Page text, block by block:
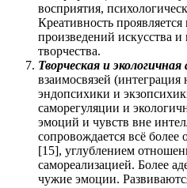
восприятия,
Креативность
произведений искусства и
творчества.
Творческая и
взаимосвязей
эндопсихики и
саморегуляции и
эмоций и чувств вне
сопровождается всё
[15], углублением
самореализацией. Более
чужие эмоции.